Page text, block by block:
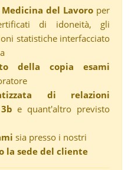
del Lavoro per
di idoneità, gli
statistiche interfacciato
della copia esami
di relazioni
e quant'altro previsto
sia presso i nostri
la sede del cliente